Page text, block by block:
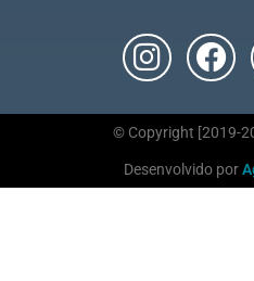
© Copyright [2019-
Desenvolvido por